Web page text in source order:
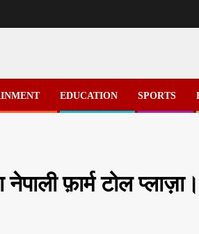
EDUCATION SPORTS
फ़ार्म टोल प्लाज़ा।